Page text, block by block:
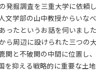
発掘調査を三重大学に依頼
文学部の山中教授からいな
ったというお話を伺いまし
ら周辺に設けられた三つの
関と不破関の中間に位置し
を抑える戦略的に重要な土地